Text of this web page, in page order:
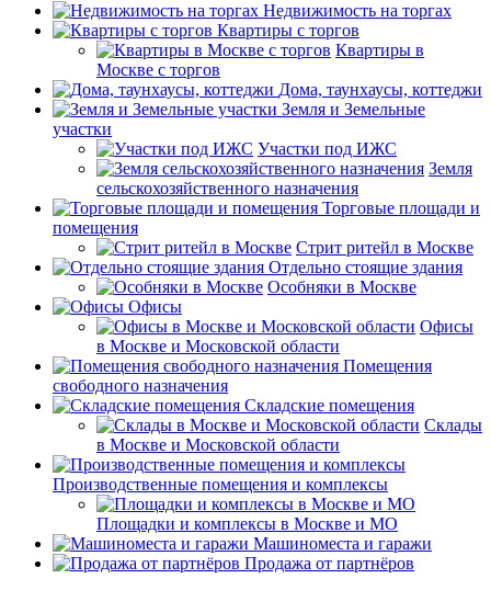
Недвижимость на торгах
Квартиры с торгов
Квартиры в
Москве с торгов
Дома, таунхаусы, коттеджи
Земля и Земельные
участки
Участки под ИЖС
Земля
сельскохозяйственного назначения
Торговые площади и
помещения
Стрит ритейл в Москве
Отдельно стоящие здания
Особняки в Москве
Офисы
Офисы
в Москве и Московской области
Помещения
свободного назначения
Складские помещения
Склады
в Москве и Московской области
Производственные помещения и комплексы
Площадки и комплексы в Москве и МО
Машиноместа и гаражи
Продажа от партнёров